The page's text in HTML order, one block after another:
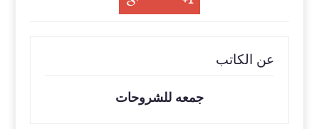
عن الكاتب
جمعه للشروحات